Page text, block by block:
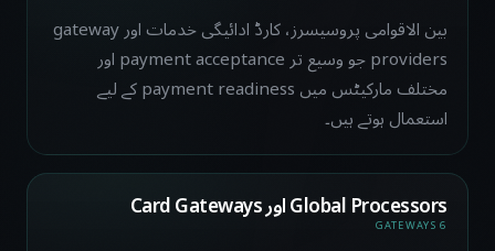
بین الاقوامی پروسیسرز، کارڈ ادائیگی خدمات اور gateway
providers جو وسیع تر payment acceptance اور
مختلف مارکیٹس میں payment readiness کے لیے
استعمال ہوتے ہیں۔
Global Processors اور Card Gateways
6 GATEWAYS